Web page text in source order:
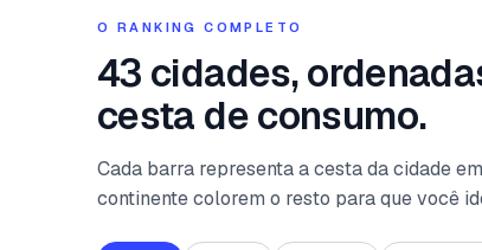
O RANKING COMPLETO
43 cidades,
cesta de consumo.
Cada barra representa a cesta da cidade
continente colorem o resto para que você